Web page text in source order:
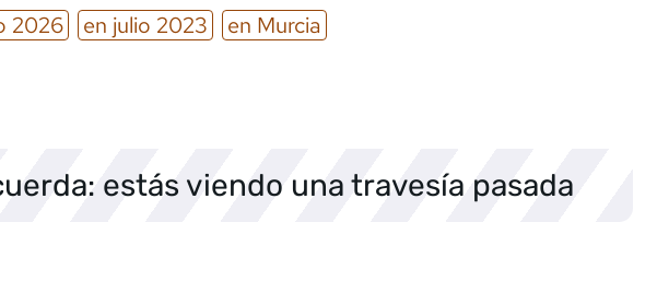
2026 en julio 2023 en Murcia
estás viendo una travesía pasada